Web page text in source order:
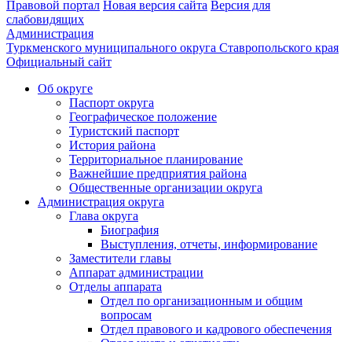
Правовой портал Новая версия сайта Версия для
слабовидящих
Администрация
Туркменского муниципального округа Ставропольского края
Официальный сайт
Об округе
Паспорт округа
Географическое положение
Туристский паспорт
История района
Территориальное планирование
Важнейшие предприятия района
Общественные организации округа
Администрация округа
Глава округа
Биография
Выступления, отчеты, информирование
Заместители главы
Аппарат администрации
Отделы аппарата
Отдел по организационным и общим
вопросам
Отдел правового и кадрового обеспечения